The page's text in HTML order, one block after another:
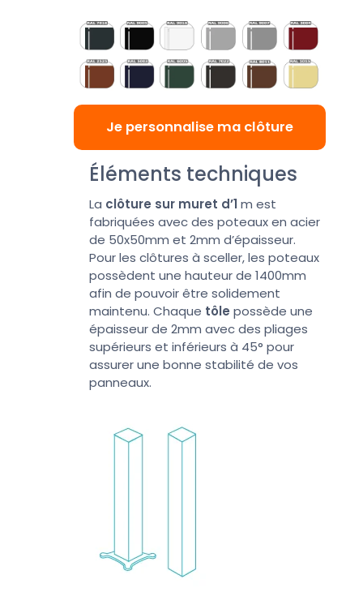
Je personnalise ma clôture
Éléments techniques
La clôture sur muret d’1m est
fabriquées avec des poteaux en acier
de 50x50mm et 2mm d’épaisseur.
Pour les clôtures à sceller, les poteaux
possèdent une hauteur de 1400mm
afin de pouvoir être solidement
maintenu. Chaque tôle possède une
épaisseur de 2mm avec des pliages
supérieurs et inférieurs à 45° pour
assurer une bonne stabilité de vos
panneaux.